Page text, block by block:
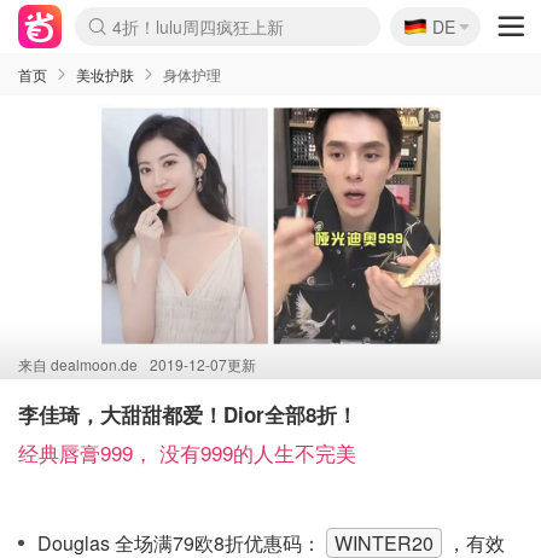
Boticinal 夏促开抢！
4折！lulu周四疯狂上新
还没结束！&OtherStories大促
Joybuy变相75折 随时失效
速领！Stanley独家85折
疑似霸哥！Camper额外叠85折
Zalando 奥莱闪促！每日更新
Moncler反季囤！5折起+叠9折
Coach Brooklyn仅€192
🇩🇪
DE
首页 美妆护肤 身体护理
来自 dealmoon.de 2019-12-07更新
李佳琦，大甜甜都爱！Dior全部8折！
经典唇膏999， 没有999的人生不完美
Douglas 全场满79欧8折优惠码： WINTER20
，有效